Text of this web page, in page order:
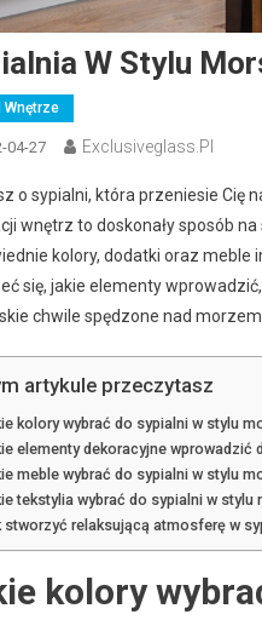
W Stylu
Wnętrze
04-27 Exclusiveglass.pl
o sypialni, która przeniesie Cię
wnętrz to doskonały sposób
kolory, dodatki oraz
się, jakie elementy
chwile spędzone nad morzem.
artykule przeczytasz
kolory wybrać do sypialni w stylu
elementy dekoracyjne wprowadzić
meble wybrać do sypialni w stylu
tekstylia wybrać do sypialni w stylu
stworzyć relaksującą atmosferę w
kolory